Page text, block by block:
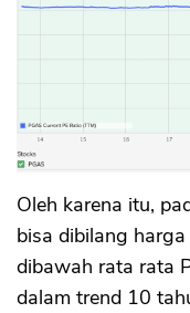
Oleh karena itu,
bisa dibilang
dibawah rata rata
dalam trend 10